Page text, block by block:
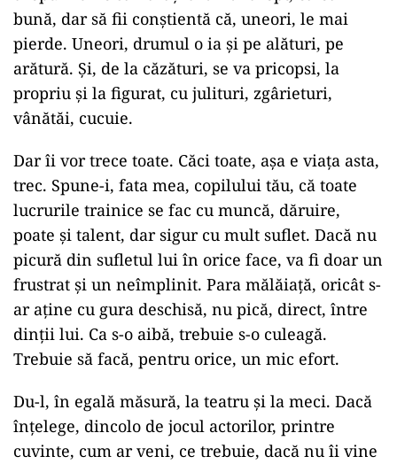
bună, dar să fii conştientă că, uneori, le mai
pierde. Uneori, drumul o ia şi pe alături, pe
arătură. Şi, de la căzături, se va pricopsi, la
propriu şi la figurat, cu julituri, zgârieturi,
vânătăi, cucuie.
Dar îi vor trece toate. Căci toate, aşa e viaţa asta,
trec. Spune-i, fata mea, copilului tău, că toate
lucrurile trainice se fac cu muncă, dăruire,
poate şi talent, dar sigur cu mult suflet. Dacă nu
picură din sufletul lui în orice face, va fi doar un
frustrat şi un neîmplinit. Para mălăiaţă, oricât s-
ar aţine cu gura deschisă, nu pică, direct, între
dinţii lui. Ca s-o aibă, trebuie s-o culeagă.
Trebuie să facă, pentru orice, un mic efort.
Du-l, în egală măsură, la teatru şi la meci. Dacă
înţelege, dincolo de jocul actorilor, printre
cuvinte, cum ar veni, ce trebuie, dacă nu îi vine